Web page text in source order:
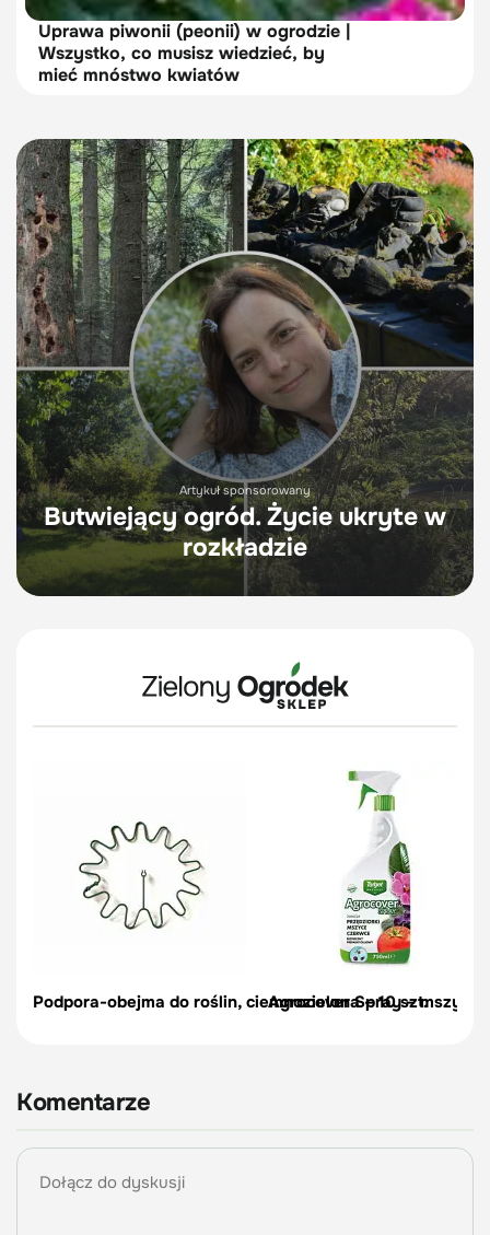
Uprawa piwonii (peonii) w ogrodzie |
Wszystko, co musisz wiedzieć, by
mieć mnóstwo kwiatów
Artykuł sponsorowany
Butwiejący ogród. Życie ukryte w
rozkładzie
Podpora-obejma do roślin, ciemnozielona – 10 szt.
Agrocover Spray –
Komentarze